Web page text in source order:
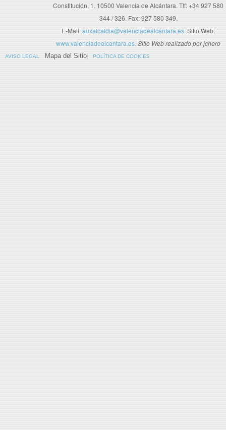
Constitución, 1. 10500 Valencia de Alcántara. Tlf: +34 927 580
344 / 326. Fax: 927 580 349.
E-Mail:auxalcaldia@valenciadealcantara.es. Sitio Web:
www.valenciadealcantara.es. Sitio Web realizado por jchero
AVISO LEGAL Mapa del Sitio POLÍTICA DE COOKIES